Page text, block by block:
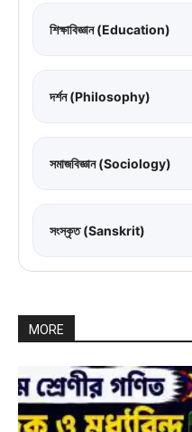
শিক্ষাবিজ্ঞান (Education)
দর্শন (Philosophy)
সমাজবিজ্ঞান (Sociology)
সংস্কৃত (Sanskrit)
MORE